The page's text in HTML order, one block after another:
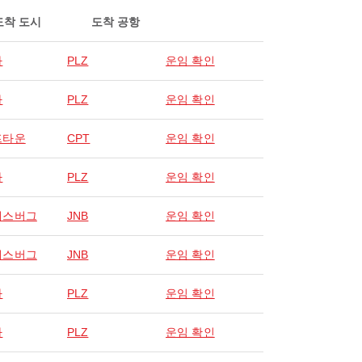
착 도시 도착 공항
PLZ 운임 확인
PLZ 운임 확인
타운 CPT 운임 확인
PLZ 운임 확인
스버그 JNB 운임 확인
스버그 JNB 운임 확인
PLZ 운임 확인
PLZ 운임 확인